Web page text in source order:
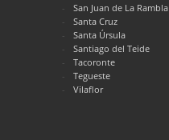
San Juan de La Rambla
Santa Cruz
Santa Úrsula
Santiago del Teide
Tacoronte
Tegueste
Vilaflor